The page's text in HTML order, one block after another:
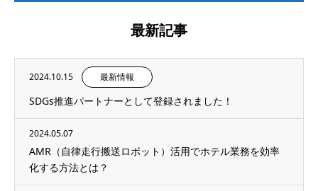
最新記事
2024.10.15 最新情報
SDGs推進パートナーとして登録されました！
2024.05.07
AMR（自律走行搬送ロボット）活用でホテル業務を効率
化する方法とは？